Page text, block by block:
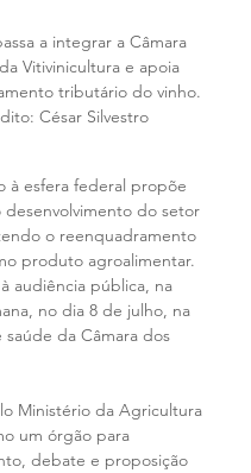
a integrar a Câmara
Vitivinicultura e apoia
tributário do vinho.
César Silvestro
à esfera federal propõe
desenvolvimento do setor
o reenquadramento
produto agroalimentar.
audiência pública, na
no dia 8 de julho, na
saúde da Câmara dos
Ministério da Agricultura
um órgão para
debate e proposição